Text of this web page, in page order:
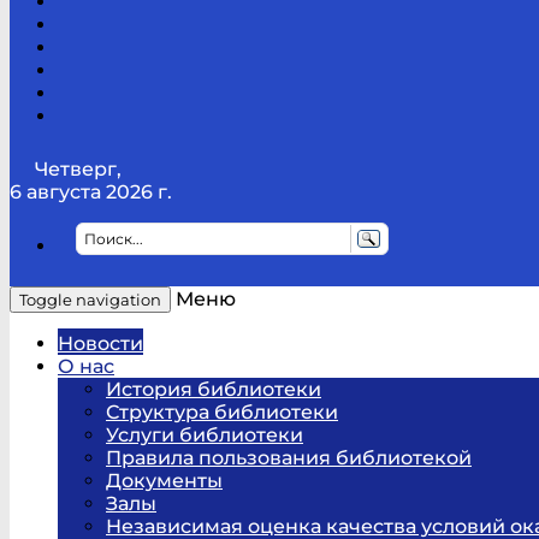
Четверг,
6 августа 2026 г.
Toggle navigation
Меню
Новости
О нас
История библиотеки
Структура библиотеки
Услуги библиотеки
Правила пользования библиотекой
Документы
Залы
Независимая оценка качества условий